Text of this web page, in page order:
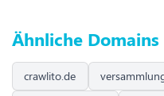
Ähnliche Domains
crawlito.de